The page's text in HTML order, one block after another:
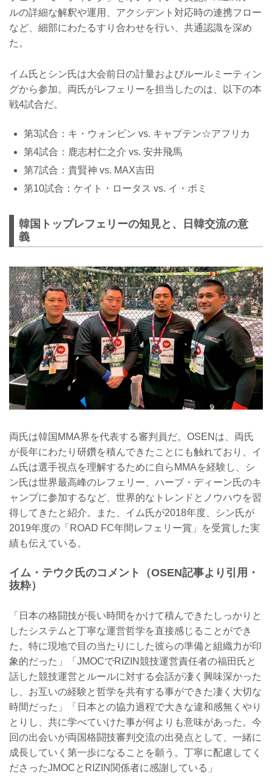
ルの詳細な解釈や運用、アクシデント対応時の連携フロー
など、細部にわたるすり合わせを行い、共通認識を深め
た。
イム氏とシン氏は大会前日の計量およびルールミーティン
グから参加。両氏がレフェリーを担当したのは、以下の本
戦4試合だ。
第3試合：キ・ウォンビン vs. キャプテン☆アフリカ
第4試合：鹿志村仁之介 vs. 安井飛馬
第7試合：貴賢神 vs. MAX吉田
第10試合：ケイト・ロータス vs. イ・ボミ
韓国トップレフェリーの知見と、日韓交流の意
義
両氏は韓国MMA界を代表する審判員だ。OSENは、両氏
が長年にわたり研鑽を積んできたことにも触れており、イ
ム氏は選手視点を理解するために自らMMAを経験し、シ
ン氏は世界最高峰のレフェリー、ハーブ・ディーン氏のキ
ャンプに参加するなど、世界的なトレンドとノウハウを習
得してきたと紹介。また、イム氏が2018年度、シン氏が
2019年度の「ROAD FC年間レフェリー賞」を受賞した実
績も伝えている。
イム・テウク氏のコメント（OSEN記事より引用・
抜粋）
「日本の格闘技が長い時間をかけて積んできたしっかりと
したシステムと丁寧な運営哲学を直接感じることができ
た。特に現地で目の当たりにした彼らの準備と組織力が印
象的だった」「JMOCでRIZIN競技運営責任者の福田氏と
話した競技運営とルールに対する会話が凄く興味深かった
し、お互いの経験と哲学を共有する事ができた凄く大切な
時間だった」「日本との協力過程で大きな違和感無くやり
とりし、共に学べていけた事が何よりも意味があった。今
回の出会いが両国格闘技審判交流の出発点として、一緒に
成長していく第一歩になることを願う。丁寧に配慮してく
ださったJMOCとRIZIN関係者に感謝している」